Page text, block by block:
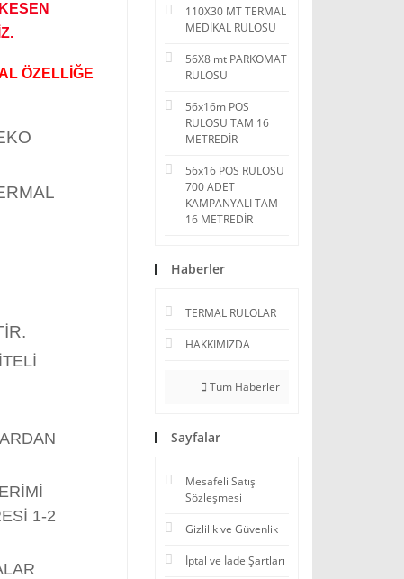
ÖZELLİĞE
1-2
110X30 MT TERMAL
MEDİKAL RULOSU
56X8 mt PARKOMAT
RULOSU
56x16m POS
RULOSU TAM 16
METREDİR
56x16 POS RULOSU
700 ADET
KAMPANYALI TAM
16 METREDİR
Haberler
TERMAL RULOLAR
HAKKIMIZDA
Tüm Haberler
Sayfalar
Mesafeli Satış
Sözleşmesi
Gizlilik ve Güvenlik
İptal ve İade Şartları